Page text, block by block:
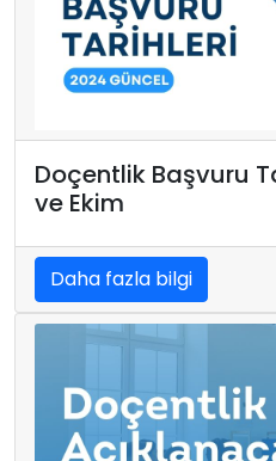
Doçentlik Başvuru
ve Ekim
Daha fazla bilgi